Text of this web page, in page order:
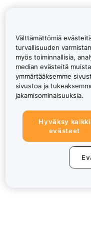
Välttämättömiä
turvallisuuden
myös toiminnallisia,
median evästeitä
ymmärtääksemme
sivustoa ja
jakamisominaisuuksia.
Hyväksy kaikki
evästeet